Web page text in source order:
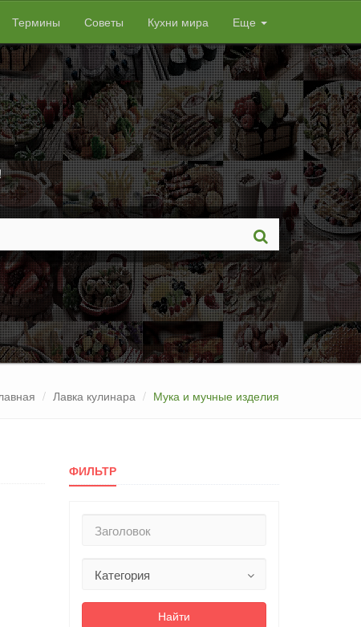
Термины Советы Кухни мира Еще
Лавка кулинара Мука и мучные изделия
ФИЛЬТР
Найти